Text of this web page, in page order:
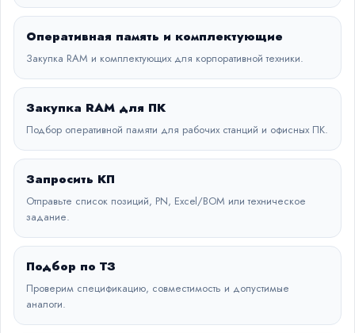
Оперативная память и комплектующие
Закупка RAM и комплектующих для корпоративной техники.
Закупка RAM для ПК
Подбор оперативной памяти для рабочих станций и офисных ПК.
Запросить КП
Отправьте список позиций, PN, Excel/BOM или техническое
задание.
Подбор по ТЗ
Проверим спецификацию, совместимость и допустимые
аналоги.